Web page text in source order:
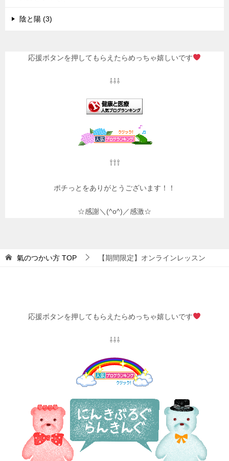
陰と陽 (3)
応援ボタンを押してもらえたらめっちゃ嬉しいです
⇩⇩⇩
⇧⇧⇧
ポチっとをありがとうございます！！
☆感謝＼(^o^)／感激☆
氣のつかい方 TOP 【期間限定】オンラインレッスン
応援ボタンを押してもらえたらめっちゃ嬉しいです
⇩⇩⇩